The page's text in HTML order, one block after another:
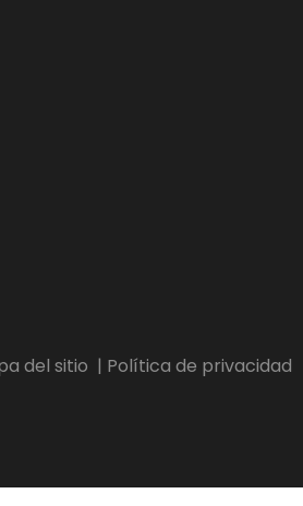
del sitio | Política de privacidad